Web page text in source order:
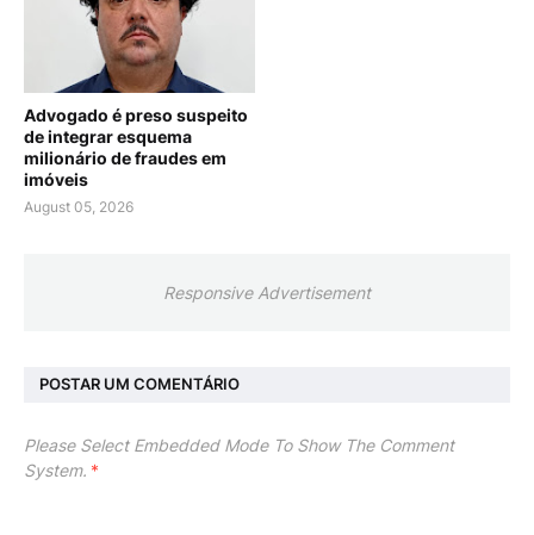
Advogado é preso suspeito
de integrar esquema
milionário de fraudes em
imóveis
August 05, 2026
Responsive Advertisement
POSTAR UM COMENTÁRIO
Please Select Embedded Mode To Show The Comment
System. *